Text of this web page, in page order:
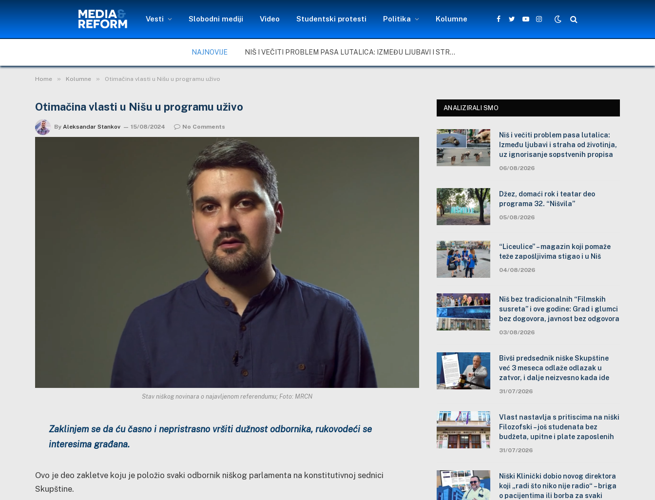
Vesti Slobodni mediji Video Studentski protesti Politika Kolumne
Facebook
TwitterYouTubeInstagram
NAJNOVIJE NIŠ I VEČITI PROBLEM PASA LUTALICA: IZMEĐU LJUBAVI I STRAHA OD ŽIVOTINJA, UZ IGNORISANJE SOPSTVENIH PROPISA
Home » Kolumne » Otimačina vlasti u Nišu u programu uživo
Otimačina vlasti u Nišu u programu uživo
By Aleksandar Stankov 15/08/2024 No Comments
Stav niškog novinara o najavljenom referendumu; Foto: MRCN
Zaklinjem se da ću časno i nepristrasno vršiti dužnost odbornika, rukovodeći se
interesima građana.
Ovo je deo zakletve koju je položio svaki odbornik niškog parlamenta na konstitutivnoj sednici
Skupštine.
ANALIZIRALI SMO
Niš i večiti problem pasa lutalica:
Između ljubavi i straha od životinja,
uz ignorisanje sopstvenih propisa
06/08/2026
Džez, domaći rok i teatar deo
programa 32. “Nišvila”
05/08/2026
“Liceulice” – magazin koji pomaže
teže zapošljivima stigao i u Niš
04/08/2026
Niš bez tradicionalnih “Filmskih
susreta” i ove godine: Grad i glumci
bez dogovora, javnost bez odgovora
03/08/2026
Bivši predsednik niške Skupštine
već 3 meseca odlaže odlazak u
zatvor, i dalje neizvesno kada ide
31/07/2026
Vlast nastavlja s pritiscima na niški
Filozofski – još studenata bez
budžeta, upitne i plate zaposlenih
31/07/2026
Niški Klinički dobio novog direktora
koji „radi što niko nije radio“ – briga
o pacijentima ili borba za svaki